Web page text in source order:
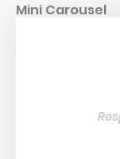
Mini Carousel